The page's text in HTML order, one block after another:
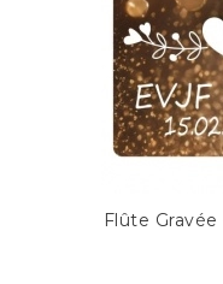
Flûte